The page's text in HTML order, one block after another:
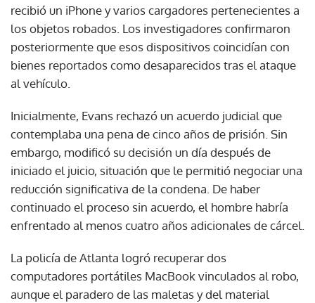
recibió un iPhone y varios cargadores pertenecientes a
los objetos robados. Los investigadores confirmaron
posteriormente que esos dispositivos coincidían con
bienes reportados como desaparecidos tras el ataque
al vehículo.
Inicialmente, Evans rechazó un acuerdo judicial que
contemplaba una pena de cinco años de prisión. Sin
embargo, modificó su decisión un día después de
iniciado el juicio, situación que le permitió negociar una
reducción significativa de la condena. De haber
continuado el proceso sin acuerdo, el hombre habría
enfrentado al menos cuatro años adicionales de cárcel.
La policía de Atlanta logró recuperar dos
computadores portátiles MacBook vinculados al robo,
aunque el paradero de las maletas y del material